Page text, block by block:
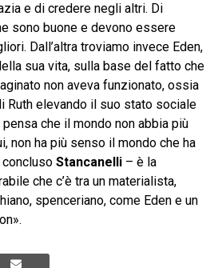
e di credere negli altri. Di
sono buone e devono essere
Dall’altra troviamo invece Eden,
sua vita, sulla base del fatto che
non aveva funzionato, ossia
Ruth elevando il suo stato sociale
che il mondo non abbia più
non ha più senso il mondo che ha
concluso Stancanelli– è la
che c’è tra un materialista,
spenceriano, come Eden e un